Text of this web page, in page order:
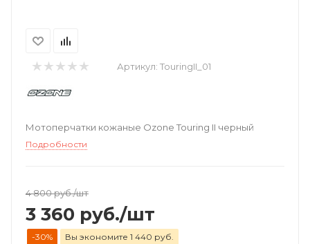
Артикул: TouringII_01
Мотоперчатки кожаные Ozone Touring II черный
Подробности
4 800руб./шт
3 360 руб./шт
-30% Вы экономите 1 440 руб.